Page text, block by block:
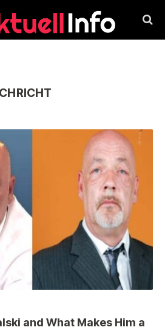
and What Makes Him a